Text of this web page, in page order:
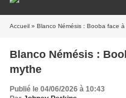
Accueil » Blanco Némésis : Booba face
Blanco Némésis :
mythe
Publié le 04/06/2026 à 10:43